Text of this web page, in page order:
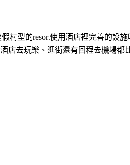
假村型的resort使用酒店裡完善的設施
店去玩樂、逛街還有回程去機場都